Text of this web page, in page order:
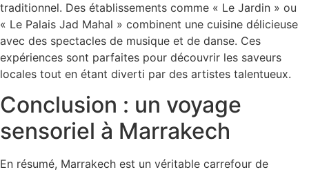
traditionnel. Des établissements comme « Le Jardin » ou
« Le Palais Jad Mahal » combinent une cuisine délicieuse
avec des spectacles de musique et de danse. Ces
expériences sont parfaites pour découvrir les saveurs
locales tout en étant diverti par des artistes talentueux.
Conclusion : un voyage
sensoriel à Marrakech
En résumé, Marrakech est un véritable carrefour de